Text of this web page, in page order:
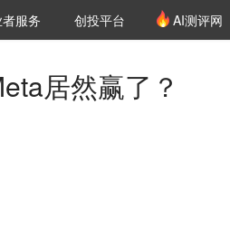
氪堂
服务 创投平台 AI测评网
居然赢了？